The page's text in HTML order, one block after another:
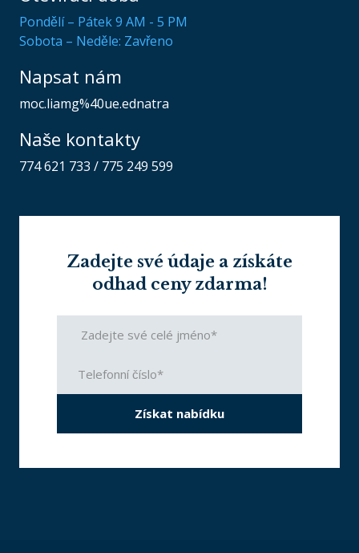
Pondělí – Pátek 9 AM - 5 PM
Sobota – Neděle: Zavřeno
Napsat nám
moc.liamg%40ue.ednatra
Naše kontakty
774 621 733 / 775 249 599
Zadejte své údaje a získáte
odhad ceny zdarma!
Získat nabídku